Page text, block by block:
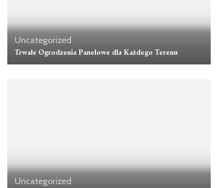
Uncategorized
Trwałe Ogrodzenia Panelowe dla Każdego Terenu
Uncategorized